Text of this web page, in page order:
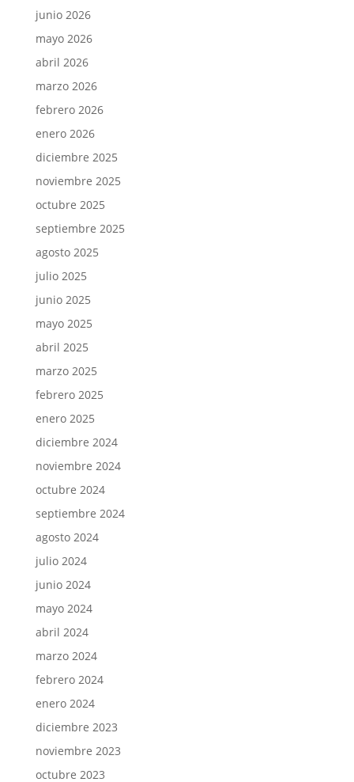
junio 2026
mayo 2026
abril 2026
marzo 2026
febrero 2026
enero 2026
diciembre 2025
noviembre 2025
octubre 2025
septiembre 2025
agosto 2025
julio 2025
junio 2025
mayo 2025
abril 2025
marzo 2025
febrero 2025
enero 2025
diciembre 2024
noviembre 2024
octubre 2024
septiembre 2024
agosto 2024
julio 2024
junio 2024
mayo 2024
abril 2024
marzo 2024
febrero 2024
enero 2024
diciembre 2023
noviembre 2023
octubre 2023